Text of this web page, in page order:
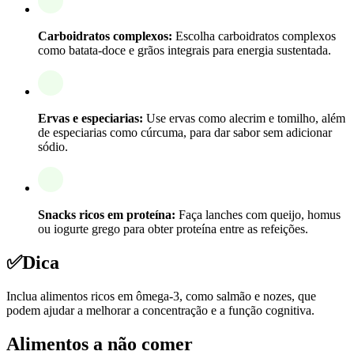
Carboidratos complexos: Escolha carboidratos complexos
como batata-doce e grãos integrais para energia sustentada.
Ervas e especiarias: Use ervas como alecrim e tomilho, além
de especiarias como cúrcuma, para dar sabor sem adicionar
sódio.
Snacks ricos em proteína: Faça lanches com queijo, homus
ou iogurte grego para obter proteína entre as refeições.
✅Dica
Inclua alimentos ricos em ômega-3, como salmão e nozes, que
podem ajudar a melhorar a concentração e a função cognitiva.
Alimentos a não comer